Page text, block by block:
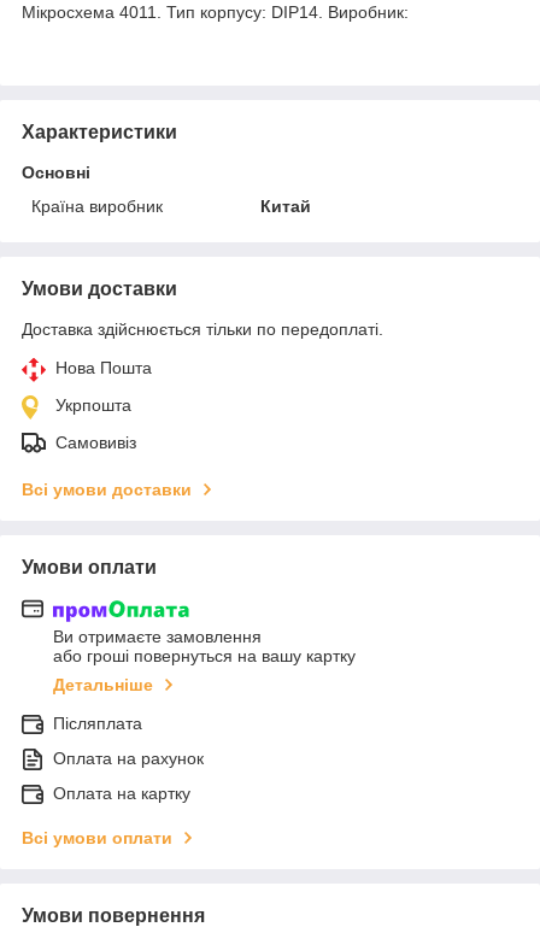
Мікросхема 4011. Тип корпусу: DIP14. Виробник:
Характеристики
Основні
Країна виробник
Китай
Умови доставки
Доставка здійснюється тільки по передоплаті.
Нова Пошта
Укрпошта
Самовивіз
Всі умови доставки
Умови оплати
Ви отримаєте замовлення
або гроші повернуться на вашу картку
Детальніше
Післяплата
Оплата на рахунок
Оплата на картку
Всі умови оплати
Умови повернення